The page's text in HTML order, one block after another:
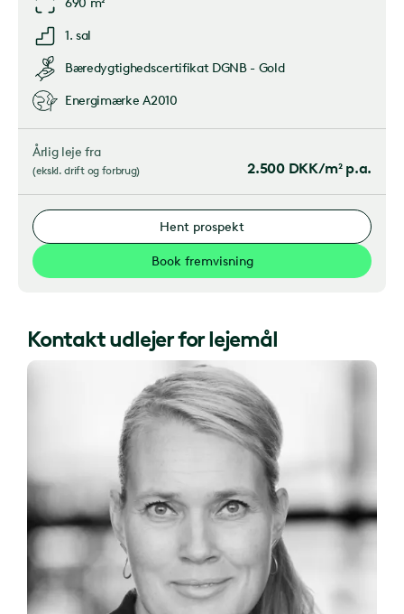
690 m²
1. sal
Bæredygtighedscertifikat DGNB - Gold
Energimærke A2010
Årlig leje fra
(ekskl. drift og forbrug) 2.500 DKK/m² p.a.
Hent prospekt
Book fremvisning
Kontakt udlejer for lejemål